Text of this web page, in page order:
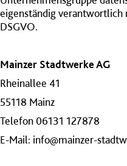
eigenständig verantwortlich
DSGVO.
Mainzer Stadtwerke AG
Rheinallee 41
55118 Mainz
Telefon 06131 127878
E-Mail: info@mainzer-